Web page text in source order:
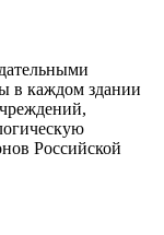
в каждом здании
Российской